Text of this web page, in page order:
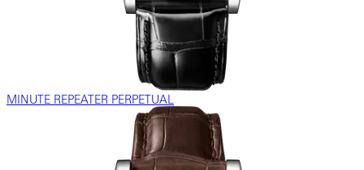
MINUTE REPEATER PERPETUAL